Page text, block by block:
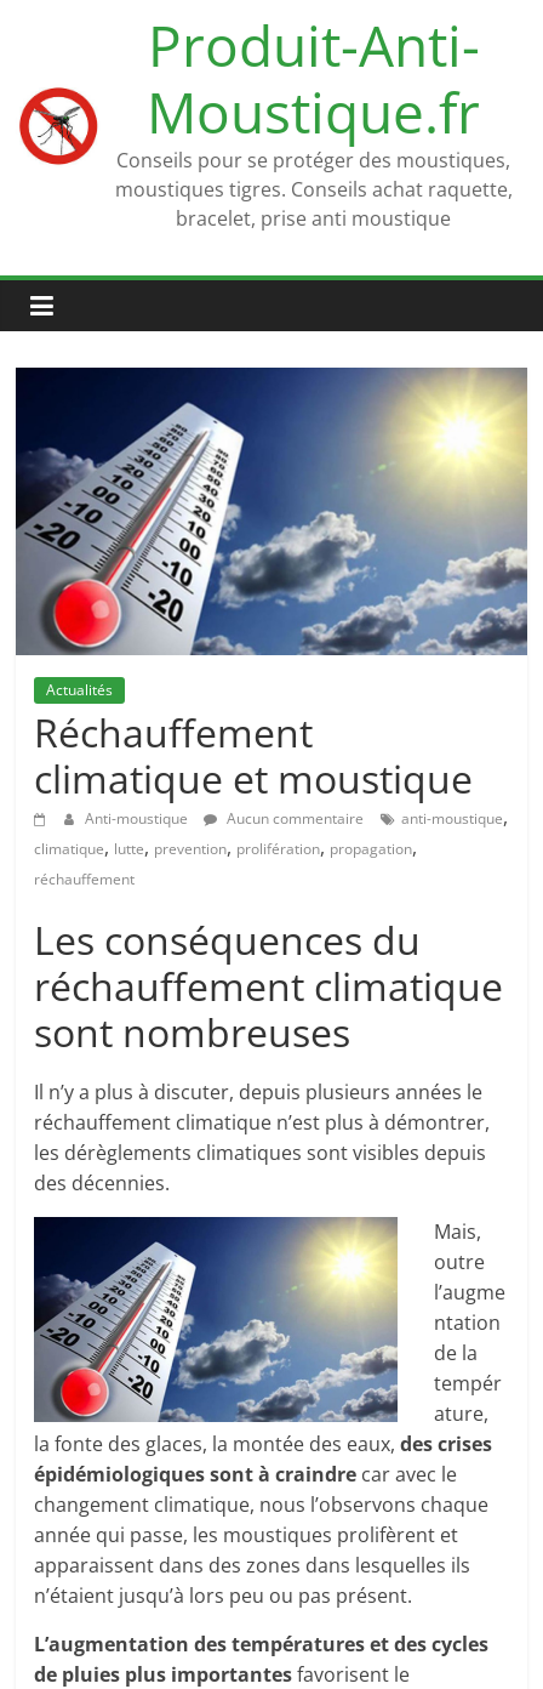
Produit-Anti-
Moustique.fr
Conseils pour se protéger des moustiques,
moustiques tigres. Conseils achat raquette,
bracelet, prise anti moustique
Actualités
Réchauffement
climatique et moustique
Anti-moustique Aucun commentaire anti-moustique,
climatique, lutte, prevention, prolifération, propagation,
réchauffement
Les conséquences du
réchauffement climatique
sont nombreuses
Il n’y a plus à discuter, depuis plusieurs années le
réchauffement climatique n’est plus à démontrer,
les dérèglements climatiques sont visibles depuis
des décennies.
Mais,
outre
l’augme
ntation
de la
tempér
ature,
la fonte des glaces, la montée des eaux,des crises
épidémiologiques sont à craindre car avec le
changement climatique, nous l’observons chaque
année qui passe, les moustiques prolifèrent et
apparaissent dans des zones dans lesquelles ils
n’étaient jusqu’à lors peu ou pas présent.
L’augmentation des températures et des cycles
de pluies plus importantesfavorisent le